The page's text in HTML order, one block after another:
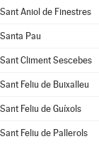
Sant Aniol de Finestres
Santa Pau
Sant Climent Sescebes
Sant Feliu de Buixalleu
Sant Feliu de Guíxols
Sant Feliu de Pallerols